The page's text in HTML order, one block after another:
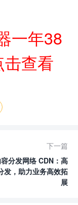
一年38
查看
下一篇
分发网络 CDN：高
发，助力业务高效拓
展